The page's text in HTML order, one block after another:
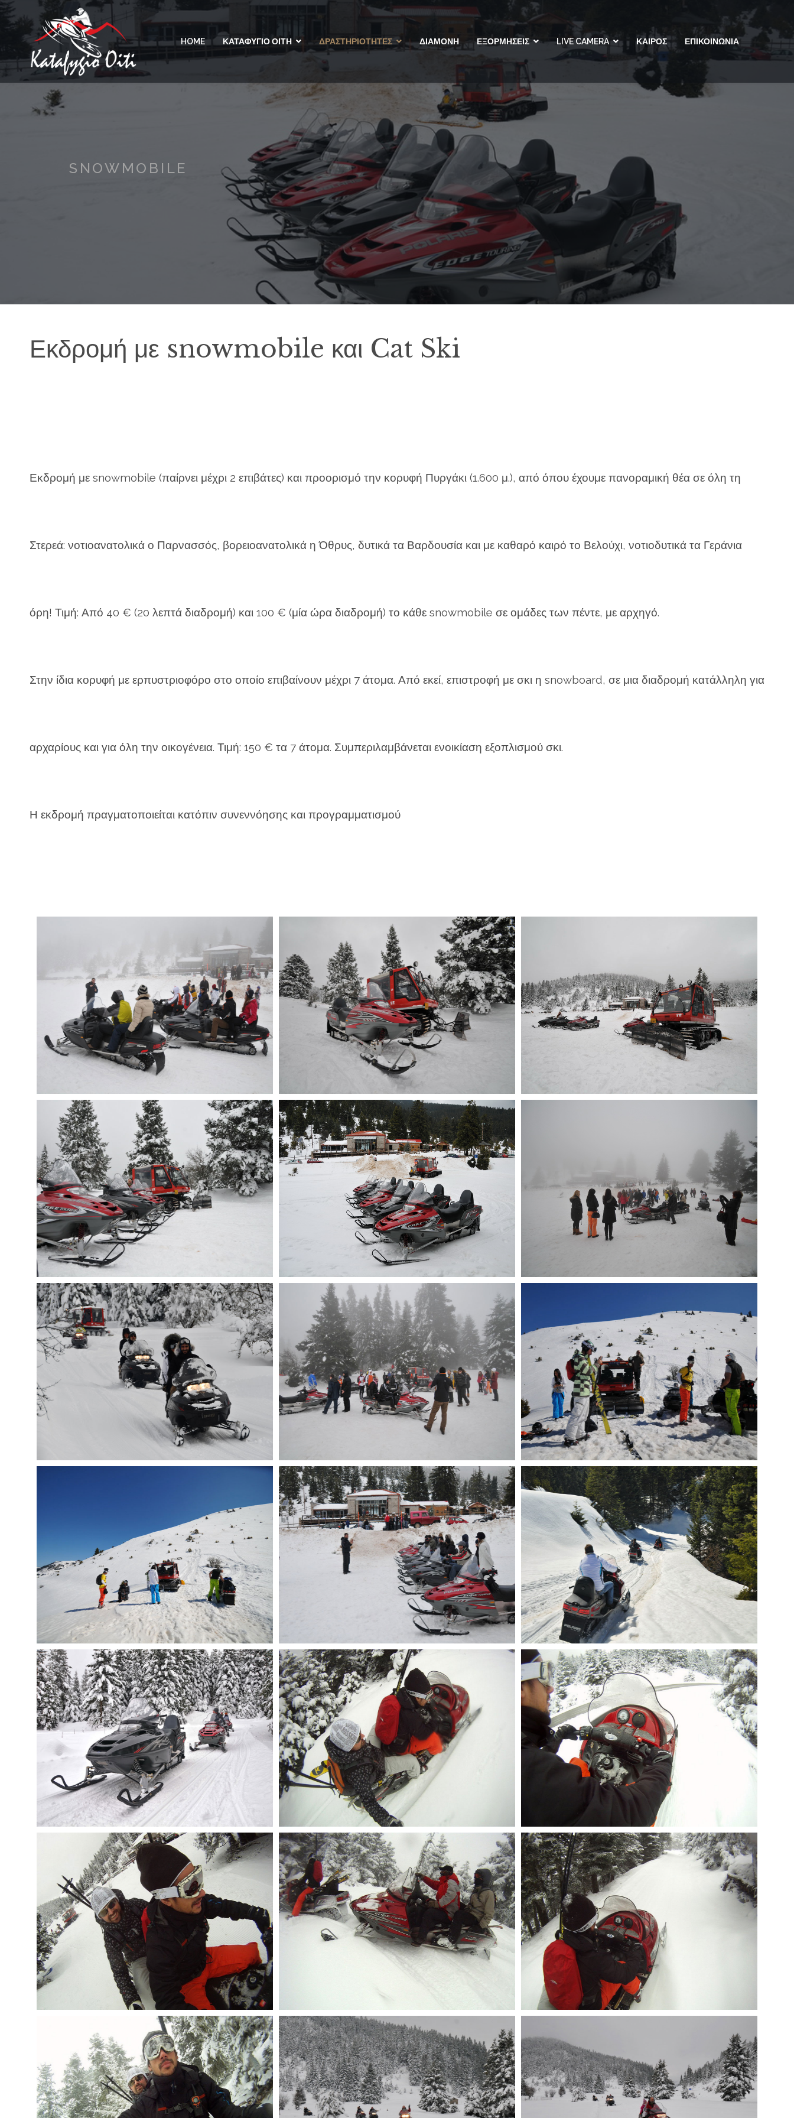
HOME ΚΑΤΑΦΥΓΙΟ ΟΙΤΗ ΔΡΑΣΤΗΡΙΟΤΗΤΕΣ ΔΙΑΜΟΝΗ ΕΞΟΡΜΗΣΕΙΣ LIVE CAMERA ΚΑΙΡΟΣ ΕΠΙΚΟΙΝΩΝΙΑ
SNOWMOBILE
Εκδρομή με snowmobile και Cat Ski
Εκδρομή με snowmobile (παίρνει μέχρι 2 επιβάτες) και προορισμό την κορυφή Πυργάκι (1.600 μ.), από όπου έχουμε πανοραμική θέα σε όλη τη
Στερεά: νοτιοανατολικά ο Παρνασσός, βορειοανατολικά η Όθρυς, δυτικά τα Βαρδουσία και με καθαρό καιρό το Βε­λούχι, νοτιοδυτικά τα Γεράνια
όρη! Τιμή: Από 40 € (20 λεπτά διαδρομή) και 100 € (μία ώρα διαδρομή) το κάθε snowmobile σε ομάδες των πέντε, με αρχηγό.
Στην ίδια κορυφή με ερπυστριοφόρο στο οποίο επιβαίνουν μέχρι 7 άτομα. Από εκεί, επιστροφή με σκι η snowboard, σε μια διαδρομή κατάλληλη για
αρχαρίους και για όλη την οικογέ­νεια. Τιμή: 150 € τα 7 άτομα. Συμπερι­λαμβάνεται ενοικίαση εξοπλισμού σκι.
Η εκδρομή πραγματοποιείται κατόπιν συνεννόησης και προγραμματισμού